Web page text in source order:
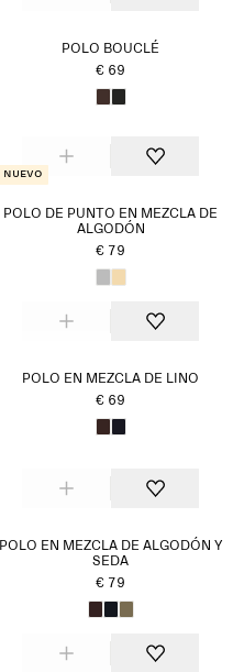
POLO BOUCLÉ
€ 69
Nuevo
POLO DE PUNTO EN MEZCLA DE
ALGODÓN
€ 79
POLO EN MEZCLA DE LINO
€ 69
POLO EN MEZCLA DE ALGODÓN Y
SEDA
€ 79